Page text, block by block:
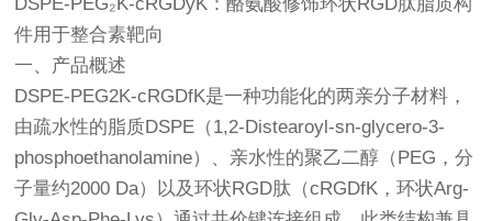
件用于整合素靶向
一、产品概述
DSPE-PEG2K-cRGDfK是一种功能化的两亲分子材料，
由疏水性的脂质DSPE（1,2-Distearoyl-sn-glycero-3-
phosphoethanolamine）、亲水性的聚乙二醇（PEG，分
子量约2000 Da）以及环状RGD肽（cRGDfK，环状Arg-